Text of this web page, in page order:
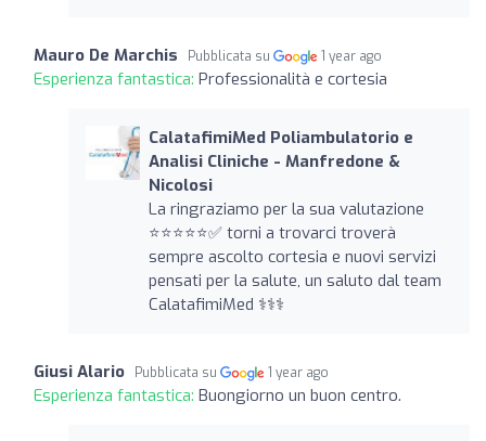
Mauro De Marchis Pubblicata su 1 year ago
Esperienza fantastica: Professionalità e cortesia
CalatafimiMed Poliambulatorio e
Analisi Cliniche - Manfredone &
Nicolosi
La ringraziamo per la sua valutazione
⭐️⭐️⭐️⭐️⭐️✅ torni a trovarci troverà
sempre ascolto cortesia e nuovi servizi
pensati per la salute, un saluto dal team
CalatafimiMed ‍⚕️‍⚕️‍⚕️
Giusi Alario Pubblicata su 1 year ago
Esperienza fantastica: Buongiorno un buon centro.